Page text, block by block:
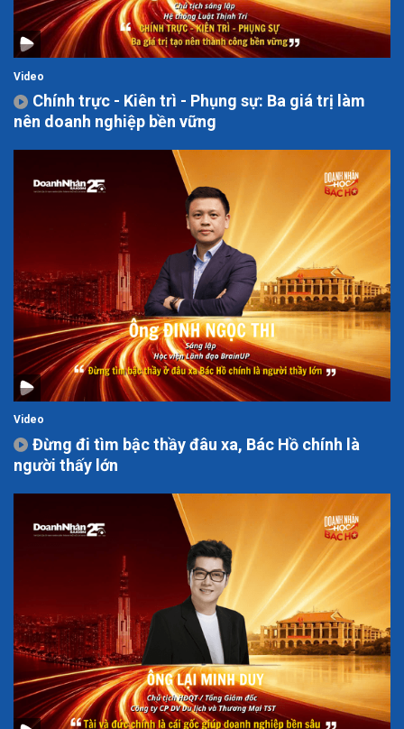
Video
Chính trực - Kiên trì - Phụng sự: Ba giá trị làm
nên doanh nghiệp bền vững
Video
Đừng đi tìm bậc thầy đâu xa, Bác Hồ chính là
người thấy lớn